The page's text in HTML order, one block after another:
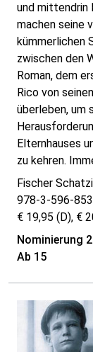
und mittendrin
machen seine
kümmerlichen
zwischen den
Roman, dem
Rico von
überleben, um
Elternhauses
zu kehren.
Fischer
978-3-596-
€ 19,95 (D), €
Nominierung
Ab 15